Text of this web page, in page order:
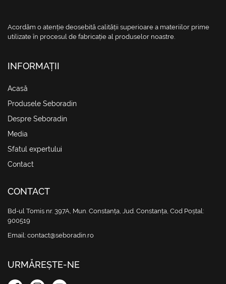
Acordăm o atenție deosebită calității superioare a materiilor prime
utilizate în procesul de fabricație al produselor noastre.
INFORMAȚII
Acasă
Produsele Seboradin
Despre Seboradin
Media
Sfatul expertului
Contact
CONTACT
Bd-ul Tomis nr. 397A, Mun. Constanța, Jud. Constanța, Cod Poștal:
900519
Email: contact@seboradin.ro
URMĂREȘTE-NE